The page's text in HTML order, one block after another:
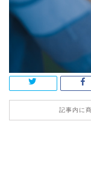
記事内に